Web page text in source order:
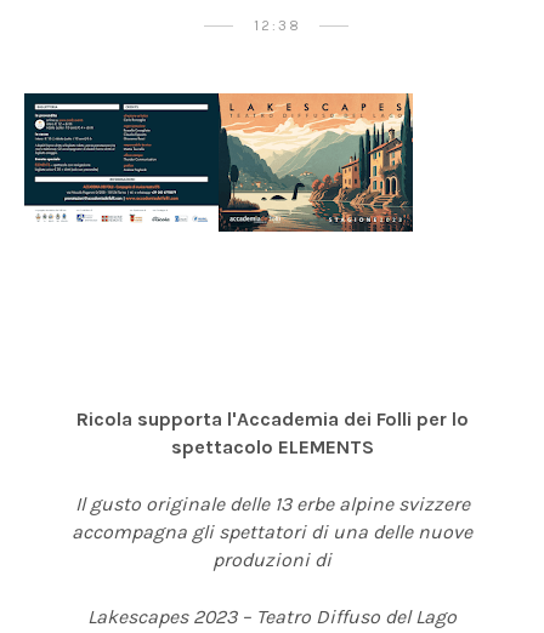
12:38
Ricola supporta l'Accademia dei Folli per lo
spettacolo ELEMENTS
Il gusto originale delle 13 erbe alpine svizzere
accompagna gli spettatori di una delle nuove
produzioni di
Lakescapes 2023 – Teatro Diffuso del Lago